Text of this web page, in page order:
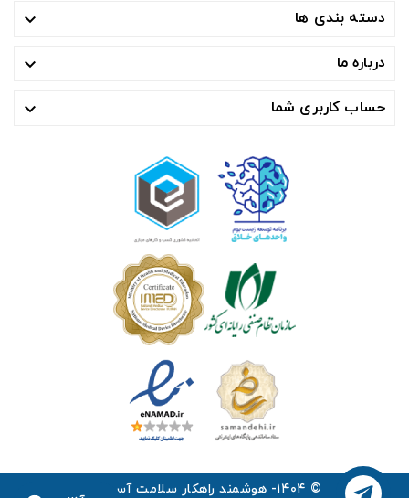
دسته بندی ها 
درباره ما 
حساب کاربری شما 
© ۱۴۰۴- هوشمند راهکار سلامت آسیا ™